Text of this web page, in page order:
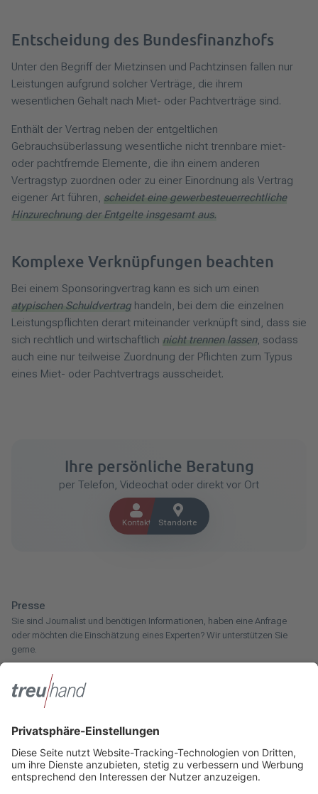
Entscheidung des Bundesfinanzhofs
Unter den Begriff der Mietzinsen und Pachtzinsen fallen nur
Leistungen aufgrund solcher Verträge, die ihrem
wesentlichen Gehalt nach Miet- oder Pachtverträge sind.
Enthält der Vertrag neben der entgeltlichen
Gebrauchsüberlassung wesentliche nicht trennbare miet-
oder pachtfremde Elemente, die ihn einem anderen
Vertragstyp zuordnen oder zu einer Einordnung als Vertrag
eigener Art führen, scheidet eine gewerbesteuerrechtliche
Hinzurechnung der Entgelte insgesamt aus.
Komplexe Verknüpfungen beachten
Bei einem Sponsoringvertrag kann es sich um einen
atypischen Schuldvertrag handeln, bei dem die einzelnen
Leistungspflichten derart miteinander verknüpft sind, dass sie
sich rechtlich und wirtschaftlich nicht trennen lassen, sodass
auch eine nur teilweise Zuordnung der Pflichten zum Typus
eines Miet- oder Pachtvertrags ausscheidet.
Ihre persönliche Beratung
per Telefon, Videochat oder direkt vor Ort
Kontakt Standorte
Presse
Sie sind Journalist und benötigen Informationen, haben eine Anfrage
oder möchten die Einschätzung eines Experten? Wir unterstützen Sie
gerne.
Innotax
forstwirtschaftlichen Betrieb oder kommen aus dem Handwerk und
suchen einen Steuerberater? Bei der Innotax bieten wir Ihnen individuelle
Beratung für jede Lebensphase.
Die Innotax kennenlernen